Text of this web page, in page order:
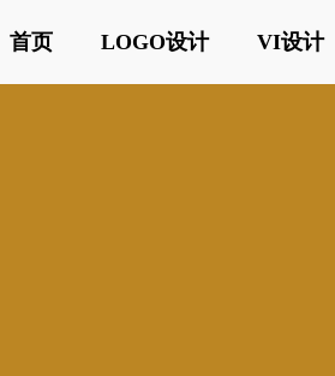
首页 LOGO设计 VI设计